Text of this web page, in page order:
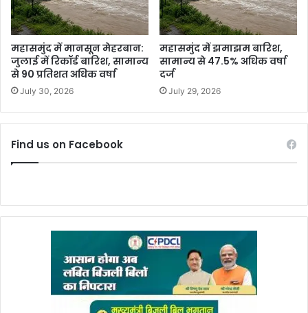
महासमुंद में मानसून मेहरबान:
जुलाई में रिकॉर्ड बारिश, सामान्य
से 90 प्रतिशत अधिक वर्षा
July 30, 2026
महासमुंद में झमाझम बारिश,
सामान्य से 47.5% अधिक वर्षा
दर्ज
July 29, 2026
Find us on Facebook